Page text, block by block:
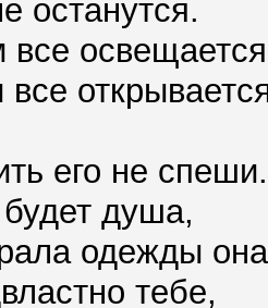
останутся.
его не
душа,
одежды
тебе,